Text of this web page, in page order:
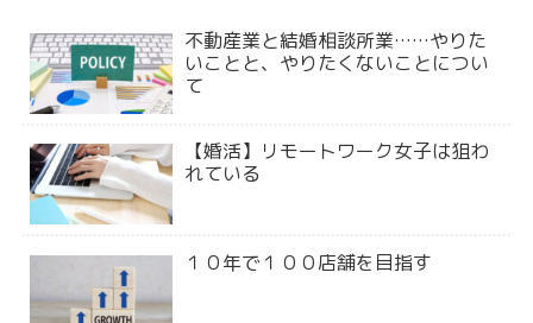
不動産業と結婚相談所業……やりた
いことと、やりたくないことについ
て
【婚活】リモートワーク女子は狙わ
れている
１０年で１００店舗を目指す